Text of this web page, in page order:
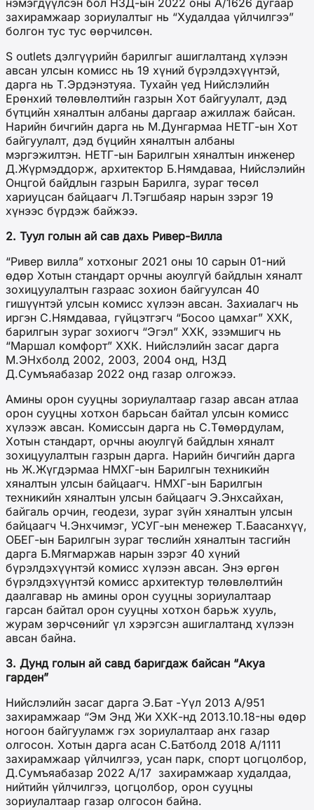
захирамжаар зориулалтыг нь “Худалдаа үйлчилгээ”
болгон тус тус өөрчилсөн.
S outlets дэлгүүрийн барилгыг ашиглалтанд хүлээн
авсан улсын комисс нь 19 хүний бүрэлдэхүүнтэй,
дарга нь Т.Эрдэнэтуяа. Тухайн үед Нийслэлийн
Ерөнхий төлөвлөлтийн газрын Хот байгуулалт, дэд
бүтцийн хяналтын албаны даргаар ажиллаж байсан.
Нарийн бичгийн дарга нь М.Дунгармаа НЕТГ-ын Хот
байгуулалт, дэд бүцийн хяналтын албаны
мэргэжилтэн. НЕТГ-ын Барилгын хяналтын инженер
Д.Жүрмэддорж, архитектор Б.Нямдаваа, Нийслэлийн
Онцгой байдлын газрын Барилга, зураг төсөл
хариуцсан байцаагч Л.Тэгшбаяр нарын зэрэг 19
хүнээс бүрдэж байжээ.
2. Туул голын ай сав дахь Ривер-Вилла
“Ривер вилла” хотхоныг 2021 оны 10 сарын 01-ний
өдөр Хотын стандарт орчны аюулгүй байдлын хяналт
зохицуулалтын газраас зохион байгуулсан 40
гишүүнтэй улсын комисс хүлээн авсан. Захиалагч нь
иргэн С.Нямдаваа, гүйцэтгэгч “Босоо цамхаг” ХХК,
барилгын зураг зохиогч “Эгэл” ХХК, эзэмшигч нь
“Маршал комфорт” ХХК. Нийслэлийн засаг дарга
М.ЭНхболд 2002, 2003, 2004 онд, НЗД
Д.Сумъяабазар 2022 онд газар олгожээ.
Амины орон сууцны зориулалтаар газар авсан атлаа
орон сууцны хотхон барьсан байтал улсын комисс
хүлээж авсан. Комиссын дарга нь С.Төмөрдулам,
Хотын стандарт, орчны аюулгүй байдлын хяналт
зохицуулалтын газрын дарга. Нарийн бичгийн дарга
нь Ж.Жүгдэрмаа НМХГ-ын Барилгын техникийн
хяналтын улсын байцаагч. НМХГ-ын Барилгын
техникийн хяналтын улсын байцаагч Э.Энхсайхан,
байгаль орчин, геодези, зураг зүйн хяналтын улсын
байцаагч Ч.Энхчимэг, УСУГ-ын менежер Т.Баасанхүү,
ОБЕГ-ын Барилгын зураг төслийн хяналтын тасгийн
дарга Б.Мягмаржав нарын зэрэг 40 хүний
бүрэлдэхүүнтэй комисс хүлээн авсан. Энэ өргөн
бүрэлдэхүүнтэй комисс архитектур төлөвлөлтийн
даалгавар нь амины орон сууцны зориулалтаар
гарсан байтал орон сууцны хотхон барьж хууль,
журам зөрчсөнийг үл хэрэгсэн ашиглалтанд хүлээн
авсан байна.
3. Дунд голын ай савд баригдаж байсан “Акуа
гарден”
Нийслэлийн засаг дарга Э.Бат -Үүл 2013 А/951
захирамжаар “Эм Энд Жи ХХК-нд 2013.10.18-ны өдөр
ногоон байгууламж гэх зориулалтаар анх газар
олгосон. Хотын дарга асан С.Батболд 2018 А/1111
захирамжаар үйлчилгээ, усан парк, спорт цогцолбор,
Д.Сумъяабазар 2022 А/17 захирамжаар худалдаа,
нийтийн үйлчилгээ, цогцолбор, орон сууцны
зориулалтаар газар олгосон байна.